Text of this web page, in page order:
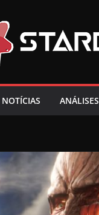
NOTÍCIAS ANÁLISES